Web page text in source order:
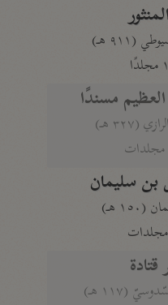
(٩١١ هـ)
مسندًا
(٣٢٧ هـ)
بن سليمان
هـ)
(١١٧ هـ)